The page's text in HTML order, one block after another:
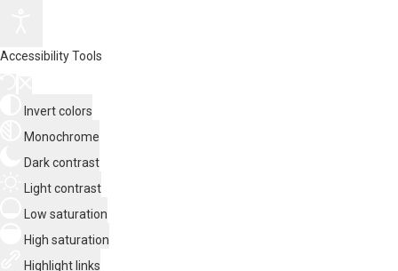
Accessibility Tools
Invert colors
Monochrome
Dark contrast
Light contrast
Low saturation
High saturation
Highlight links